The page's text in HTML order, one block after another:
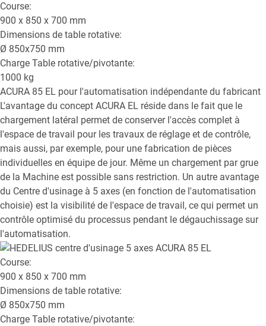
Course:
900 x 850 x 700 mm
Dimensions de table rotative:
Ø 850x750 mm
Charge Table rotative/pivotante:
1000 kg
ACURA 85 EL pour l'automatisation indépendante du fabricant
L'avantage du concept ACURA EL réside dans le fait que le
chargement latéral permet de conserver l'accès complet à
l'espace de travail pour les travaux de réglage et de contrôle,
mais aussi, par exemple, pour une fabrication de pièces
individuelles en équipe de jour. Même un chargement par grue
de la Machine est possible sans restriction. Un autre avantage
du Centre d'usinage à 5 axes (en fonction de l'automatisation
choisie) est la visibilité de l'espace de travail, ce qui permet un
contrôle optimisé du processus pendant le dégauchissage sur
l'automatisation.
Course:
900 x 850 x 700 mm
Dimensions de table rotative:
Ø 850x750 mm
Charge Table rotative/pivotante: